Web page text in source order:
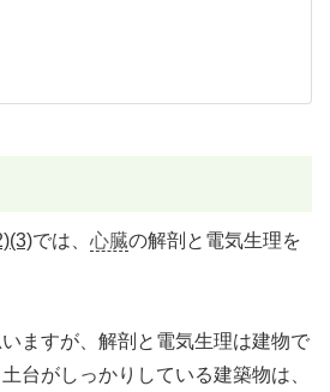
(3)では、 心臓の解剖と電気生理を
ますが、解剖と電気生理は建物で
台がしっかりしている建築物は、